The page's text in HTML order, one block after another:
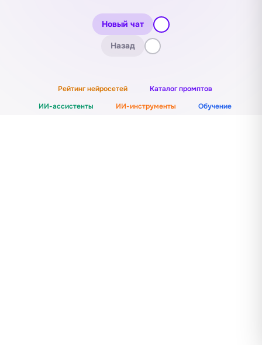
Новый чат
Назад
Рейтинг нейросетей
Каталог промптов
ИИ-ассистенты
ИИ-инструменты Обучение